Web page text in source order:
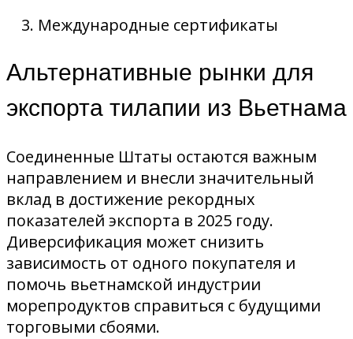
Международные сертификаты
Альтернативные рынки для
экспорта тилапии из Вьетнама
Соединенные Штаты остаются важным
направлением и внесли значительный
вклад в достижение рекордных
показателей экспорта в 2025 году.
Диверсификация может снизить
зависимость от одного покупателя и
помочь вьетнамской индустрии
морепродуктов справиться с будущими
торговыми сбоями.